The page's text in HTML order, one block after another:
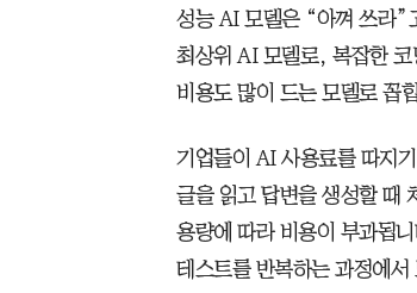
성능 AI 모델은 “아껴 쓰라”
최상위 AI 모델로, 복잡한
비용도 많이 드는 모델로 꼽
기업들이 AI 사용료를 따지
글을 읽고 답변을 생성할 때
용량에 따라 비용이 부과됩
테스트를 반복하는 과정에